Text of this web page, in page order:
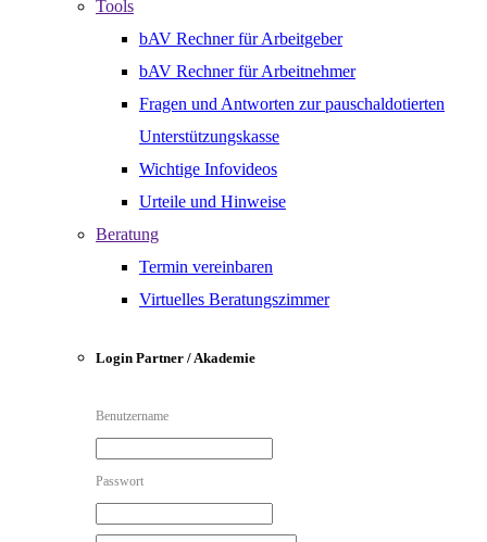
Tools
bAV Rechner für Arbeitgeber
bAV Rechner für Arbeitnehmer
Fragen und Antworten zur pauschaldotierten
Unterstützungskasse
Wichtige Infovideos
Urteile und Hinweise
Beratung
Termin vereinbaren
Virtuelles Beratungszimmer
Login Partner / Akademie
Benutzername
Passwort